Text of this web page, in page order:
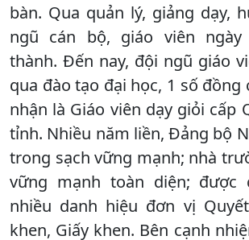
bàn. Qua quản lý, giảng dạy,
ngũ cán bộ, giáo viên ngày
thành. Đến nay, đội ngũ giáo
qua đào tạo đại học, 1 số đồng
nhận là Giáo viên dạy giỏi cấp
tỉnh. Nhiều năm liền, Đảng bộ
trong sạch vững mạnh; nhà
vững mạnh toàn diện; được
nhiều danh hiệu đơn vị
khen, Giấy khen. Bên cạnh